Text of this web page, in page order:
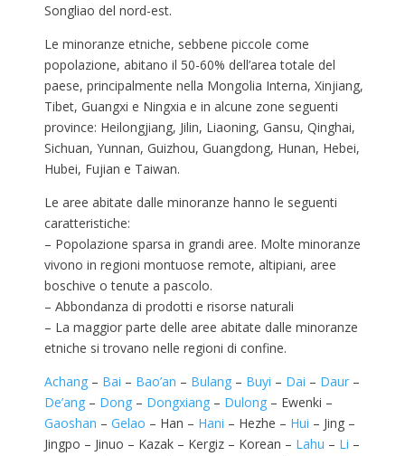
Songliao del nord-est.
Le minoranze etniche, sebbene piccole come
popolazione, abitano il 50-60% dell’area totale del
paese, principalmente nella Mongolia Interna, Xinjiang,
Tibet, Guangxi e Ningxia e in alcune zone seguenti
province: Heilongjiang, Jilin, Liaoning, Gansu, Qinghai,
Sichuan, Yunnan, Guizhou, Guangdong, Hunan, Hebei,
Hubei, Fujian e Taiwan.
Le aree abitate dalle minoranze hanno le seguenti
caratteristiche:
– Popolazione sparsa in grandi aree. Molte minoranze
vivono in regioni montuose remote, altipiani, aree
boschive o tenute a pascolo.
– Abbondanza di prodotti e risorse naturali
– La maggior parte delle aree abitate dalle minoranze
etniche si trovano nelle regioni di confine.
Achang– Bai – Bao’an – Bulang– Buyi – Dai – Daur–
De’ang– Dong– Dongxiang– Dulong– Ewenki –
Gaoshan – Gelao – Han – Hani – Hezhe – Hui – Jing –
Jingpo – Jinuo – Kazak – Kergiz – Korean – Lahu – Li –